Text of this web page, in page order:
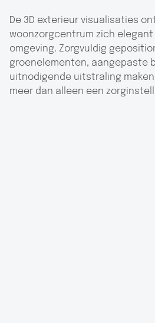
De 3D exterieur visualisaties
woonzorgcentrum zich
omgeving. Zorgvuldig
groenelementen, aangepaste
uitnodigende uitstraling
meer dan alleen een